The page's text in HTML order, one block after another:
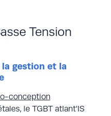
Tension
gestion et la
conception
le TGBT atlant’IS